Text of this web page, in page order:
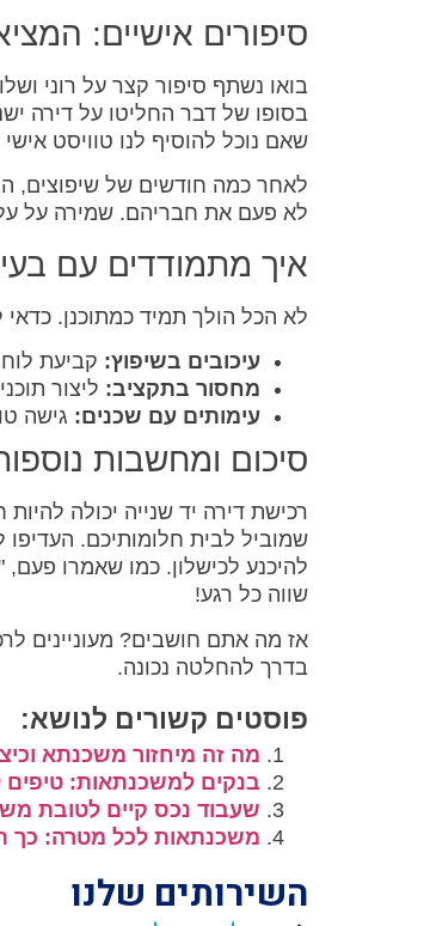
סיפורים אישיים:
בואו נשתף סיפור קצר על רוני
בסופו של דבר החליטו על דירה
שאם נוכל להוסיף לנו טוויסט
לאחר כמה חודשים של שיפוצים,
לא פעם את חבריהם. שמירה על
איך מתמודדים עם
לא הכל הולך תמיד כמתוכנן. כדאי
עיכובים בשיפוץ: קביעת
מחסור בתקציב: ליצור
עימותים עם שכנים: גישה
סיכום ומחשבות
רכישת דירה יד שנייה יכולה
שמוביל לבית חלומותיכם.
להיכנע לכישלון. כמו שאמרו
שווה כל רגע!
אז מה אתם חושבים? מעוניינים
בדרך להחלטה נכונה.
פוסטים קשורים לנושא:
מה זה מיחזור משכנתא
בנקים למשכנתאות:
שעבוד נכס קיים לטובת
משכנתאות לכל מטרה: כך
השירותים שלנו